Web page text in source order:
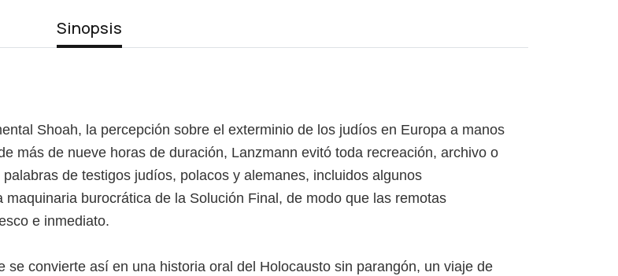
Sinopsis
Shoah, la percepción sobre el exterminio de los judíos en Europa a manos
más de nueve horas de duración, Lanzmann evitó toda recreación, archivo o
de testigos judíos, polacos y alemanes, incluidos algunos
burocrática de la Solución Final, de modo que las remotas
e inmediato.
convierte así en una historia oral del Holocausto sin parangón, un viaje de